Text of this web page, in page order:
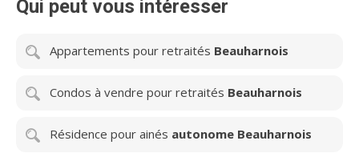
Qui peut vous intéresser
Appartements pour retraités Beauharnois
Condos à vendre pour retraités Beauharnois
Résidence pour ainés autonome Beauharnois